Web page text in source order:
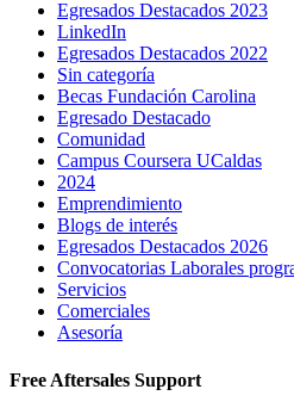
Egresados Destacados 2023
LinkedIn
Egresados Destacados 2022
Sin categoría
Becas Fundación Carolina
Egresado Destacado
Comunidad
Campus Coursera UCaldas
2024
Emprendimiento
Blogs de interés
Egresados Destacados 2026
Convocatorias Laborales
Servicios
Comerciales
Asesoría
Free Aftersales Support